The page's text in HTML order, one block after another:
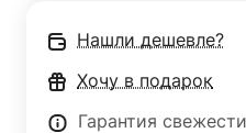
Нашли дешевле?
Хочу в подарок
Гарантия